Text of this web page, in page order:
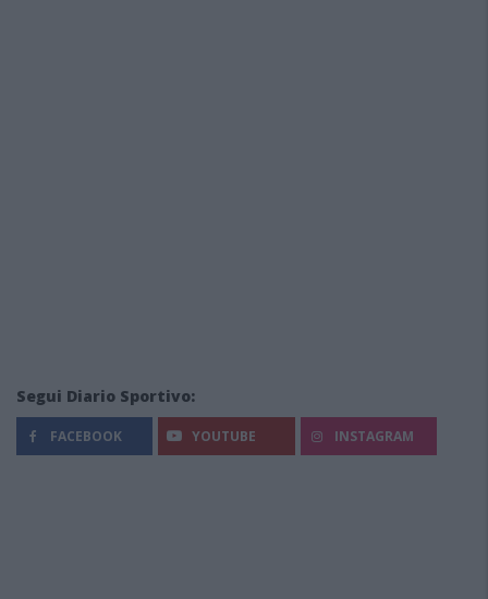
Segui Diario Sportivo:
FACEBOOK YOUTUBE INSTAGRAM